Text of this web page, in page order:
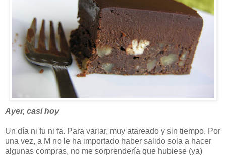
Ayer, casi hoy
Un día ni fu ni fa. Para variar, muy atareado y sin tiempo. Por
una vez, a M no le ha importado haber salido sola a hacer
algunas compras, no me sorprendería que hubiese (ya)